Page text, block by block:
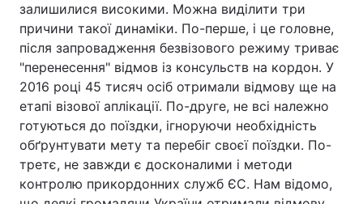
залишилися високими. Можна виділити три
причини такої динаміки. По-перше, і це головне,
після запровадження безвізового режиму триває
"перенесення" відмов із консульств на кордон. У
2016 році 45 тисяч осіб отримали відмову ще на
етапі візової аплікації. По-друге, не всі належно
готуються до поїздки, ігноруючи необхідність
обґрунтувати мету та перебіг своєї поїздки. По-
третє, не завжди є досконалими і методи
контролю прикордонних служб ЄС. Нам відомо,